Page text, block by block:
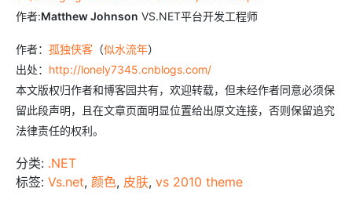
作者:Matthew Johnson VS.NET平台开发工程师
作者： 孤独侠客 （似水流年）
出处： http://lonely7345.cnblogs.com/
本文版权归作者和博客园共有，欢迎转载，但未经作者同意必须保
留此段声明，且在文章页面明显位置给出原文连接，否则保留追究
法律责任的权利。
分类: .NET
标签: Vs.net, 颜色, 皮肤, vs 2010 theme